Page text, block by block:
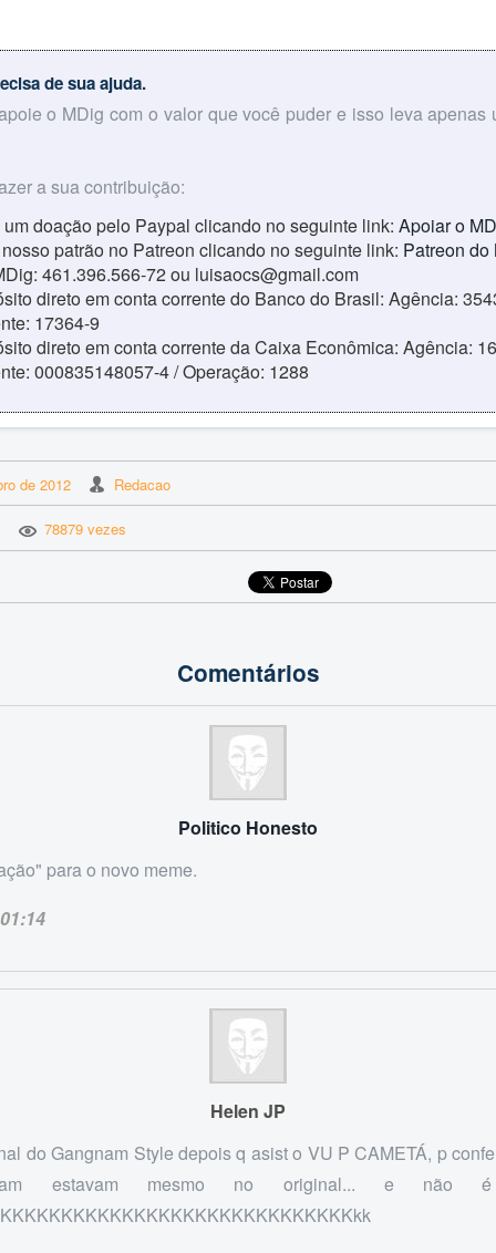
de sua ajuda.
o MDig com o valor que você puder e isso leva apenas
a sua contribuição:
um doação pelo Paypal clicando no seguinte link: Apoiar o
patrão no Patreon clicando no seguinte link: Patreon do
461.396.566-72 ou luisaocs@gmail.com
direto em conta corrente do Banco do Brasil: Agência:
17364-9
direto em conta corrente da Caixa Econômica: Agência:
000835148057-4 / Operação: 1288
de 2012 Redacao
78879 vezes
Comentários
Politico Honesto
para o novo meme.
01:14
Helen JP
do Gangnam Style depois q asist o VU P CAMETÁ, p
estavam mesmo no original... e não